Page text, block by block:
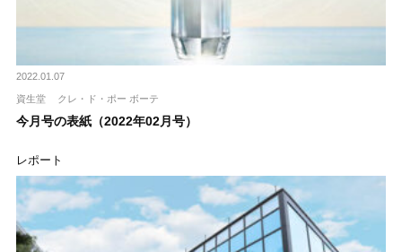
2022.01.07
資生堂 クレ・ド・ポー ボーテ
今月号の表紙（2022年02月号）
レポート